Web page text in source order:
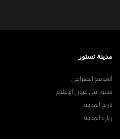
مدينة تستور
الموقع الجغرافي
تستور في عيون الإعلام
تاريخ المدينة
زيارة المدينة